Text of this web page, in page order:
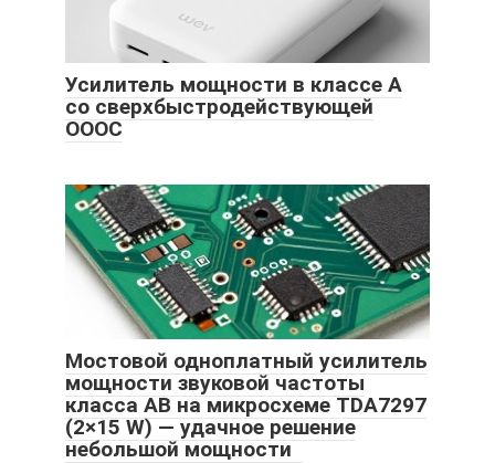
Усилитель мощности в классе А
со сверхбыстродействующей
ОООС
Мостовой одноплатный усилитель
мощности звуковой частоты
класса AB на микросхеме TDA7297
(2×15 W) — удачное решение
небольшой мощности